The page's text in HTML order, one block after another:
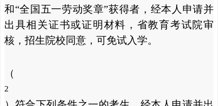
和“全国五一劳动奖章”获得者，经本人申请并
出具相关证书或证明材料，省教育考试院审
核，招生院校同意，可免试入学。
（
2